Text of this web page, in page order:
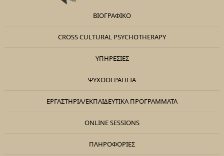
ΒΙΟΓΡΑΦΙΚΟ
CROSS CULTURAL PSYCHOTHERAPY
ΥΠΗΡΕΣΙΕΣ
ΨΥΧΟΘΕΡΑΠΕΊΑ
ΕΡΓΑΣΤΉΡΙΑ/ΕΚΠΑΙΔΕΥΤΙΚΆ ΠΡΟΓΡΆΜΜΑΤΑ
ONLINE SESSIONS
ΠΛΗΡΟΦΟΡΙΕΣ